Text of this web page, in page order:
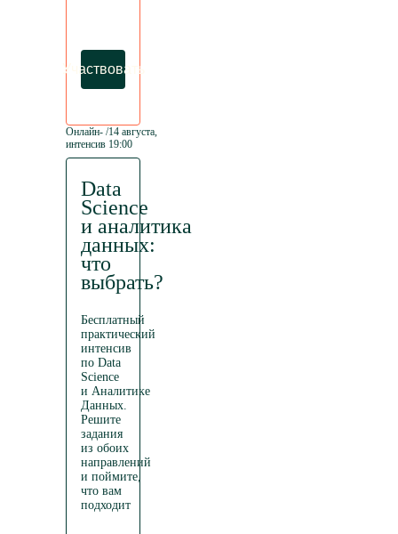
Участвовать
Онлайн-
интенсив
/14 августа,
19:00
Data
Science
и аналитика
данных:
что
выбрать?
Бесплатный
практический
интенсив
по Data
Science
и Аналитике
Данных.
Решите
задания
из обоих
направлений
и поймите,
что вам
подходит